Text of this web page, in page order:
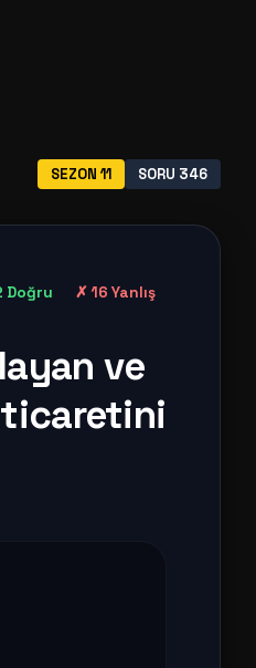
SEZON 11 SORU 346
Doğru ✗ 16 Yanlış
ve
ticaretini